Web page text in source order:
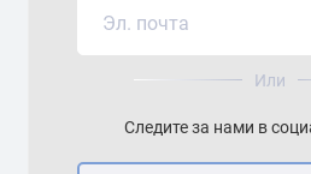
Или
Следите за нами в